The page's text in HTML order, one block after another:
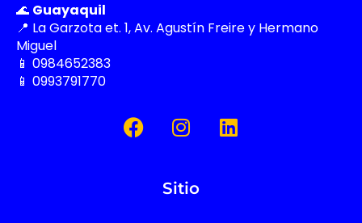
🌊 Guayaquil
📍 La Garzota et. 1, Av. Agustín Freire y Hermano
Miguel
📱 0984652383
📱 0993791770
F
a
I
n
t
a
L
i
Sitio